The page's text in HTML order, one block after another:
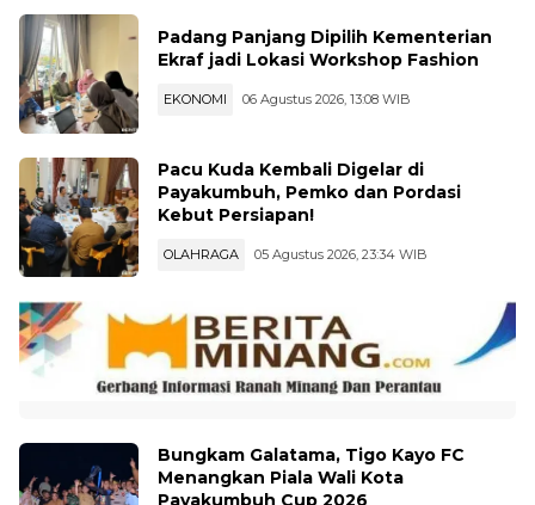
Padang Panjang Dipilih Kementerian
Ekraf jadi Lokasi Workshop Fashion
EKONOMI 06 Agustus 2026, 13:08 WIB
Pacu Kuda Kembali Digelar di
Payakumbuh, Pemko dan Pordasi
Kebut Persiapan!
OLAHRAGA 05 Agustus 2026, 23:34 WIB
Bungkam Galatama, Tigo Kayo FC
Menangkan Piala Wali Kota
Payakumbuh Cup 2026